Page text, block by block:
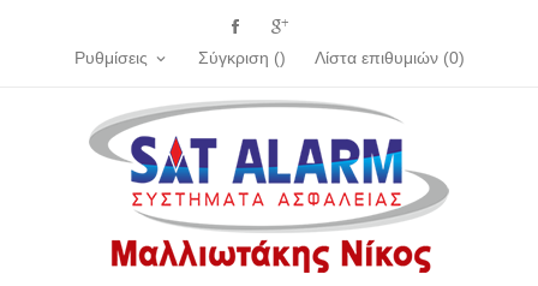
Ρυθμίσεις expand_more Σύγκριση () Λίστα επιθυμιών(0)